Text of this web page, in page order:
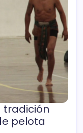
tradición
pelota